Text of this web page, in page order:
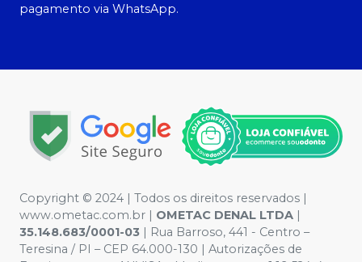
pagamento via WhatsApp.
Copyright © 2024 | Todos os direitos reservados |
www.ometac.com.br | OMETAC DENAL LTDA |
35.148.683/0001-03 | Rua Barroso, 441 - Centro –
Teresina / PI – CEP 64.000-130 | Autorizações de